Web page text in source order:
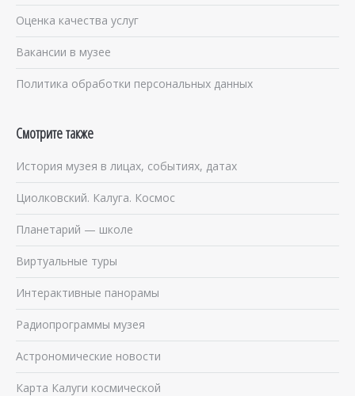
Оценка качества услуг
Вакансии в музее
Политика обработки персональных данных
Смотрите также
История музея в лицах, событиях, датах
Циолковский. Калуга. Космос
Планетарий — школе
Виртуальные туры
Интерактивные панорамы
Радиопрограммы музея
Астрономические новости
Карта Калуги космической